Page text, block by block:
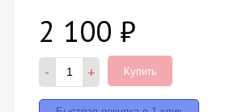
2 100 ₽
- + Купить